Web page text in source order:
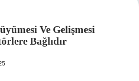
Ve Gelişmesi
Bağlıdır